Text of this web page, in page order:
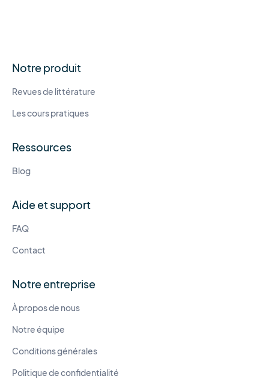
Notre produit
Revues de littérature
Les cours pratiques
Ressources
Blog
Aide et support
FAQ
Contact
Notre entreprise
À propos de nous
Notre équipe
Conditions générales
Politique de confidentialité